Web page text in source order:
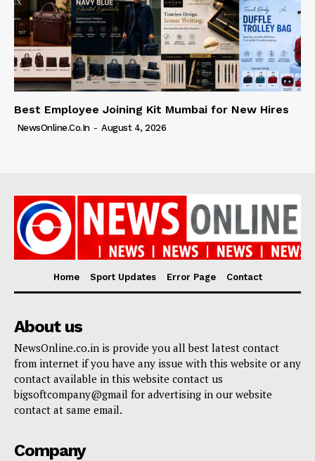
Best Employee Joining Kit Mumbai for New Hires
NewsOnline.co.in - August 4, 2026
Home Sport Updates Error Page Contact
About us
NewsOnline.co.in is provide you all best latest contact
from internet if you have any issue with this website or any
contact available in this website contact us
bigsoftcompany@gmail for advertising in our website
contact at same email.
Company